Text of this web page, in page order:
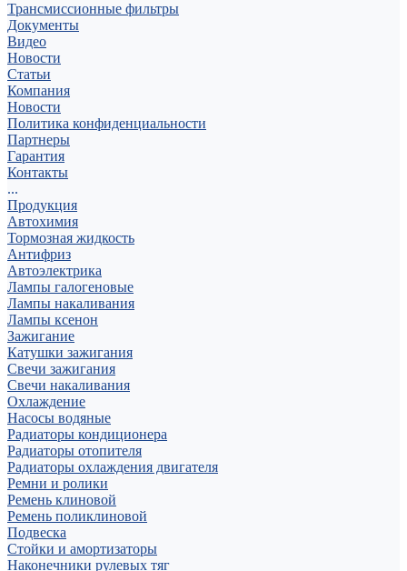
Трансмиссионные фильтры
Документы
Видео
Новости
Статьи
Компания
Новости
Политика конфиденциальности
Партнеры
Гарантия
Контакты
...
Продукция
Автохимия
Тормозная жидкость
Антифриз
Автоэлектрика
Лампы галогеновые
Лампы накаливания
Лампы ксенон
Зажигание
Катушки зажигания
Свечи зажигания
Свечи накаливания
Охлаждение
Насосы водяные
Радиаторы кондиционера
Радиаторы отопителя
Радиаторы охлаждения двигателя
Ремни и ролики
Ремень клиновой
Ремень поликлиновой
Подвеска
Стойки и амортизаторы
Наконечники рулевых тяг